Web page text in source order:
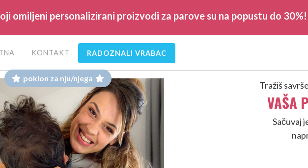
omiljeni personalizirani proizvodi za parove su na popustu do
KONTAKT RADOZNALI VRABAC
poklon za nju/njega
Tražiš
VAŠA
Sačuvaj